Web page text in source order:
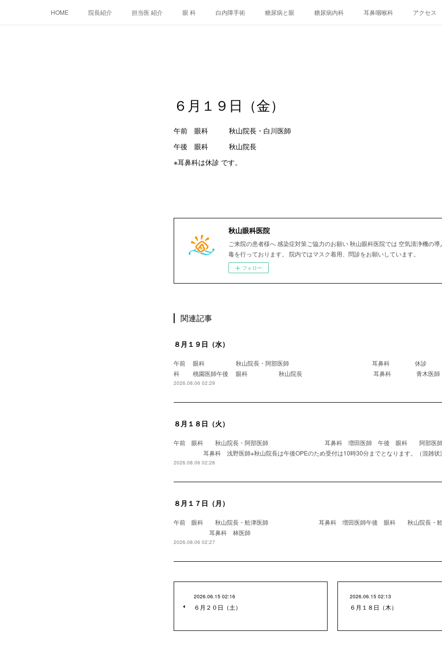
HOME 院長紹介 担当医 紹介 眼 科 白内障手術 糖尿病と眼 糖尿病内科 耳鼻咽喉科 アクセス
６月１９日（金）
午前 眼科 秋山院長・白川医師
午後 眼科 秋山院長
※耳鼻科は休診 です。
秋山眼科医院
ご来院の患者様へ 感染症対策ご協力のお願い 秋山眼科医院では 空気清浄機の
毒を行っております。 院内ではマスク着用、問診をお願いしています。
フォロー
関連記事
８月１９日（水）
午前 眼科 秋山院長・阿部医師 耳鼻科 休診
科 桃園医師午後 眼科 秋山院長 耳鼻科 青木
2026.08.06 02:29
８月１８日（火）
午前 眼科 秋山院長・阿部医師 耳鼻科 増田医師 午後 眼科 阿部
耳鼻科 浅野医師※秋山院長は午後OPEのため受付は10時30分までとなります。（混雑状
2026.08.06 02:28
８月１７日（月）
午前 眼科 秋山院長・舩津医師 耳鼻科 増田医師午後 眼科 秋山院長・舩
耳鼻科 林医師
2026.08.06 02:27
2026.06.15 02:16
６月２０日（土）
2026.06.15 02:13
６月１８日（木）